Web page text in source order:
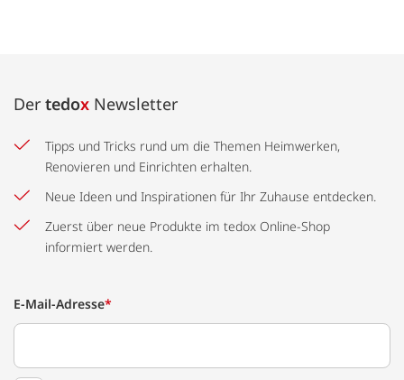
Der tedox Newsletter
Tipps und Tricks rund um die Themen Heimwerken,
Renovieren und Einrichten erhalten.
Neue Ideen und Inspirationen für Ihr Zuhause entdecken.
Zuerst über neue Produkte im tedox Online-Shop
informiert werden.
E-Mail-Adresse*